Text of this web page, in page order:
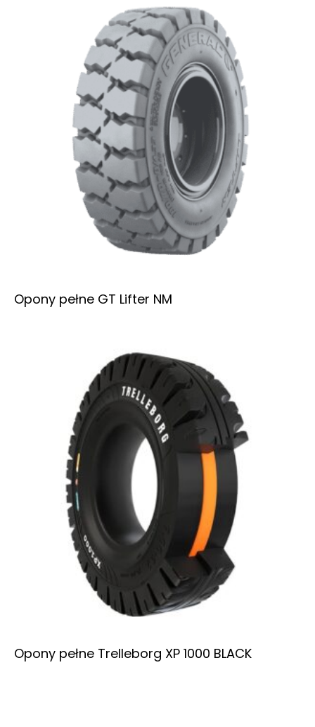
Opony pełne GT Lifter NM
Opony pełne Trelleborg XP 1000 BLACK